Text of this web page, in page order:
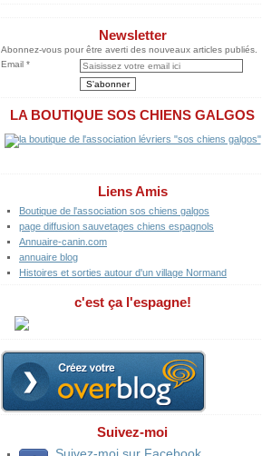
Newsletter
Abonnez-vous pour être averti des nouveaux articles publiés.
Email
LA BOUTIQUE SOS CHIENS GALGOS
Liens Amis
Boutique de l'association sos chiens galgos
page diffusion sauvetages chiens espagnols
Annuaire-canin.com
annuaire blog
Histoires et sorties autour d'un village Normand
c'est ça l'espagne!
Suivez-moi